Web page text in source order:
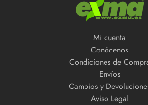
Mi cuenta
Conócenos
Condiciones de
Envíos
Cambios y
Aviso Legal